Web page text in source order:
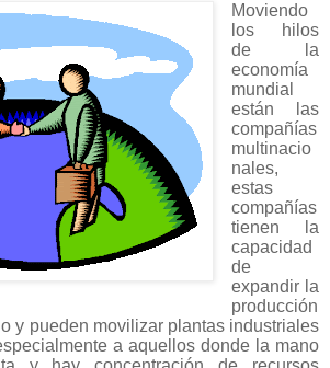
Moviendo
los hilos
de la
economía
mundial
están las
compañías
multinacio
nales,
estas
compañías
tienen la
capacidad
de
expandir la
producción
y pueden movilizar plantas industriales
a aquellos donde la mano